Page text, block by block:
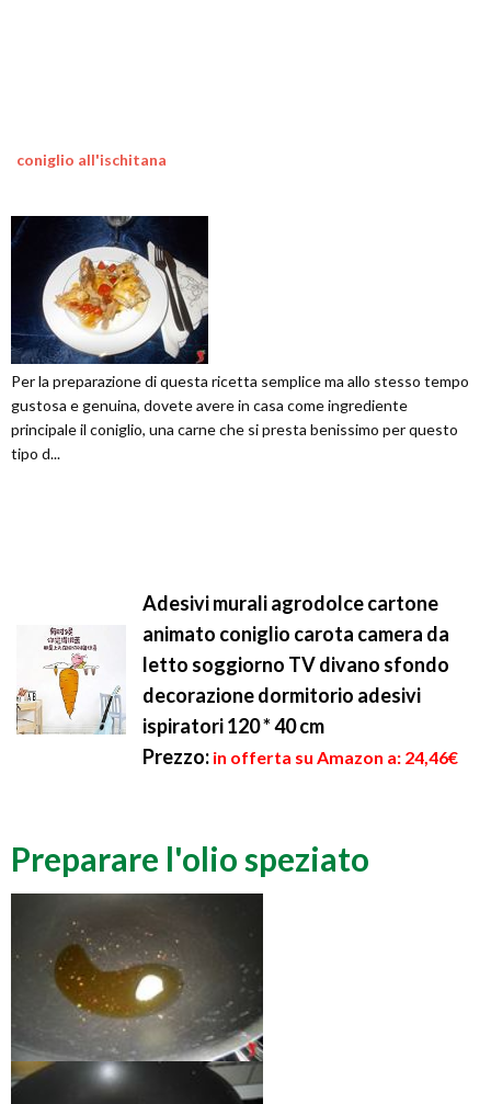
coniglio all'ischitana
Per la preparazione di questa ricetta semplice ma allo stesso tempo
gustosa e genuina, dovete avere in casa come ingrediente
principale il coniglio, una carne che si presta benissimo per questo
tipo d...
Adesivi murali agrodolce cartone
animato coniglio carota camera da
letto soggiorno TV divano sfondo
decorazione dormitorio adesivi
ispiratori 120 * 40 cm
Prezzo: in offerta su Amazon a: 24,46€
Preparare l'olio speziato